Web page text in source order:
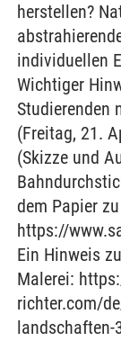
herstellen?
individuellen
Wichtiger
Studierenden
(Freitag, 21.
(Skizze und
dem Papier
https://
Ein Hinweis
Malerei:
richter.com/
landschaften-